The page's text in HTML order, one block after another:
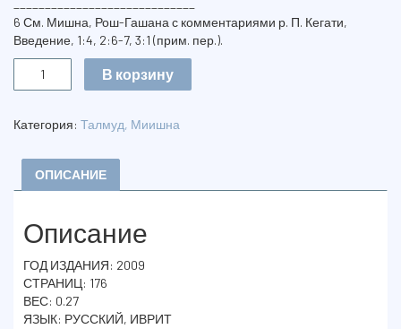
6 См. Мишна, Рош-Гашана с комментариями р. П. Кегати,
Введение, 1:4, 2:6-7, 3:1 (прим. пер.).
МИШНА.
МОЭД
ХАГИГА
MISHNA.
MOED
CHAGIGAH
В корзину
Категория: Талмуд, Миишна
ОПИСАНИЕ
Описание
ГОД ИЗДАНИЯ: 2009
СТРАНИЦ: 176
ВЕС: 0.27
ЯЗЫК: РУССКИЙ, ИВРИТ